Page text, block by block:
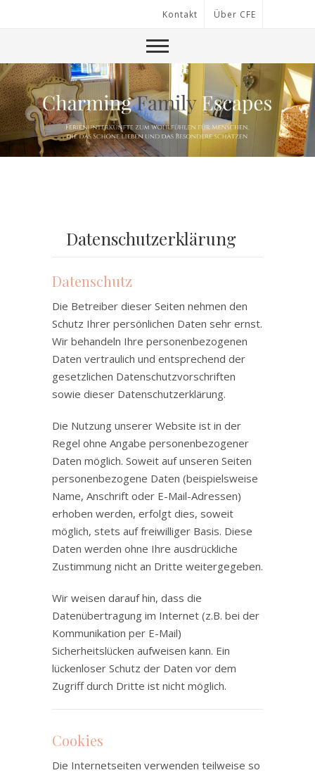
Kontakt Über CFE
Datenschutzerklärung
Datenschutz
Die Betreiber dieser Seiten nehmen den
Schutz Ihrer persönlichen Daten sehr ernst.
Wir behandeln Ihre personenbezogenen
Daten vertraulich und entsprechend der
gesetzlichen Datenschutzvorschriften
sowie dieser Datenschutzerklärung.
Die Nutzung unserer Website ist in der
Regel ohne Angabe personenbezogener
Daten möglich. Soweit auf unseren Seiten
personenbezogene Daten (beispielsweise
Name, Anschrift oder E-Mail-Adressen)
erhoben werden, erfolgt dies, soweit
möglich, stets auf freiwilliger Basis. Diese
Daten werden ohne Ihre ausdrückliche
Zustimmung nicht an Dritte weitergegeben.
Wir weisen darauf hin, dass die
Datenübertragung im Internet (z.B. bei der
Kommunikation per E-Mail)
Sicherheitslücken aufweisen kann. Ein
lückenloser Schutz der Daten vor dem
Zugriff durch Dritte ist nicht möglich.
Cookies
Die Internetseiten verwenden teilweise so